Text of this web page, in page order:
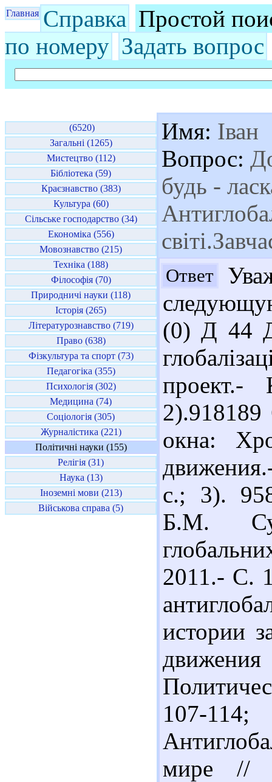
Главная Справка Простой
по номеру Задать вопрос
(6520)
Загальні (1265)
Мистецтво (112)
Бібліотека (59)
Краєзнавство (383)
Культура (60)
Сільське господарство (34)
Економіка (556)
Мовознавство (215)
Техніка (188)
Філософія (70)
Природничі науки (118)
Історія (265)
Літературознавство (719)
Право (638)
Фізкультура та спорт (73)
Педагогіка (355)
Психологія (302)
Медицина (74)
Соціологія (305)
Журналістика (221)
Політичні науки (155)
Релігія (31)
Наука (13)
Іноземні мови (213)
Військова справа (5)
Имя: Іван
Вопрос:
будь -
Ответ
(0) Д 44
окна:
с.; 3).
Б.М.
2011.- С.
истории
107-
мире //